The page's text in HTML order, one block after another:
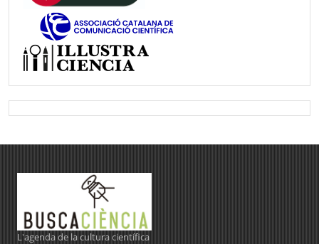
L'agenda de la cultura científica